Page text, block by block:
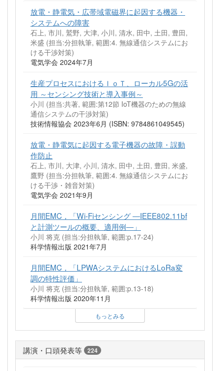
放電・静電気・広帯域電磁界に起因する機器・
システムへの障害
石上, 市川, 鷲野, 大津, 小川, 清水, 田中, 土田, 豊田,
米盛 (担当:分担執筆, 範囲:4. 無線通信システムにお
ける干渉対策)
電気学会 2024年7月
生産プロセスにおけるＩｏＴ、ローカル5Gの活
用 ～センシング技術と導入事例～
小川 (担当:共著, 範囲:第12節 IoT機器のための無線
通信システムの干渉対策)
技術情報協会 2023年6月 (ISBN: 9784861049545)
放電・静電気に起因する電子機器の故障・誤動
作防止
石上, 市川, 大津, 小川, 清水, 田中, 土田, 豊田, 米盛,
鷹野 (担当:分担執筆, 範囲:4. 無線通信システムにお
ける干渉・雑音対策)
電気学会 2021年9月
月間EMC，「Wi-Fiセンシング ―IEEE802.11bf
と計測ツールの概要、適用例―」
小川 将克 (担当:分担執筆, 範囲:p.17-24)
科学情報出版 2021年7月
月間EMC，「LPWAシステムにおけるLoRa変
調の特性評価」
小川 将克 (担当:分担執筆, 範囲:p.13-18)
科学情報出版 2020年11月
もっとみる
講演・口頭発表等 224